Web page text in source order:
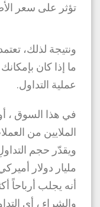
تؤثر على سعر
ونتيجة لذلك،
ما إذا كان
عملية التداول.
في هذا السوق ،
الملايين من
ويقدّر حجم
مليار دولار
أنه يجلب أرباحاً
والشراء ، أي